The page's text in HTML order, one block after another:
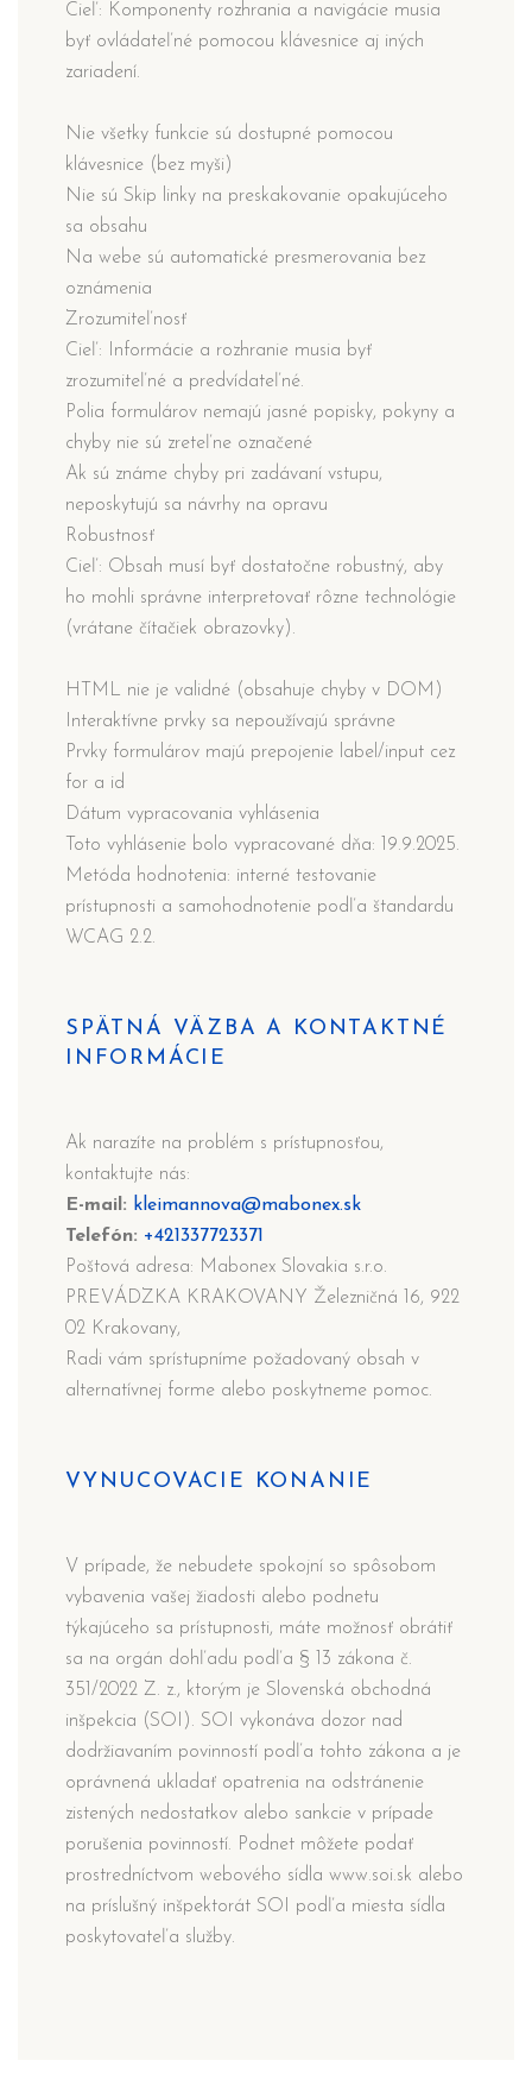
Cieľ: Komponenty rozhrania a navigácie musia
byť ovládateľné pomocou klávesnice aj iných
zariadení.
Nie všetky funkcie sú dostupné pomocou
klávesnice (bez myši)
Nie sú Skip linky na preskakovanie opakujúceho
sa obsahu
Na webe sú automatické presmerovania bez
oznámenia
Zrozumiteľnosť
Cieľ: Informácie a rozhranie musia byť
zrozumiteľné a predvídateľné.
Polia formulárov nemajú jasné popisky, pokyny a
chyby nie sú zreteľne označené
Ak sú známe chyby pri zadávaní vstupu,
neposkytujú sa návrhy na opravu
Robustnosť
Cieľ: Obsah musí byť dostatočne robustný, aby
ho mohli správne interpretovať rôzne technológie
(vrátane čítačiek obrazovky).
HTML nie je validné (obsahuje chyby v DOM)
Interaktívne prvky sa nepoužívajú správne
Prvky formulárov majú prepojenie label/input cez
for a id
Dátum vypracovania vyhlásenia
Toto vyhlásenie bolo vypracované dňa: 19.9.2025.
Metóda hodnotenia: interné testovanie
prístupnosti a samohodnotenie podľa štandardu
WCAG 2.2.
SPÄTNÁ VÄZBA A KONTAKTNÉ
INFORMÁCIE
Ak narazíte na problém s prístupnosťou,
kontaktujte nás:
E-mail: kleimannova@mabonex.sk
Telefón: +421337723371
Poštová adresa: Mabonex Slovakia s.r.o.
PREVÁDZKA KRAKOVANY Železničná 16, 922
02 Krakovany,
Radi vám sprístupníme požadovaný obsah v
alternatívnej forme alebo poskytneme pomoc.
VYNUCOVACIE KONANIE
V prípade, že nebudete spokojní so spôsobom
vybavenia vašej žiadosti alebo podnetu
týkajúceho sa prístupnosti, máte možnosť obrátiť
sa na orgán dohľadu podľa § 13 zákona č.
351/2022 Z. z., ktorým je Slovenská obchodná
inšpekcia (SOI). SOI vykonáva dozor nad
dodržiavaním povinností podľa tohto zákona a je
oprávnená ukladať opatrenia na odstránenie
zistených nedostatkov alebo sankcie v prípade
porušenia povinností. Podnet môžete podať
prostredníctvom webového sídla www.soi.sk alebo
na príslušný inšpektorát SOI podľa miesta sídla
poskytovateľa služby.